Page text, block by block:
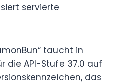
servierte
taucht in
die API-Stufe 37.0 auf
das